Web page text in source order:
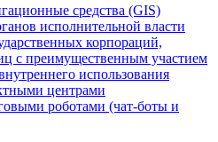
средства (GIS)
исполнительной власти
корпораций,
с преимущественным участием
использования
центрами
роботами (чат-боты и